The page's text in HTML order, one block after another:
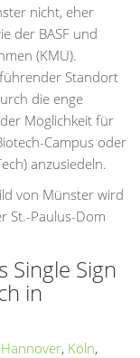
nicht, eher
der BASF und
(KMU).
Standort
die enge
Möglichkeit für
Campus oder
anzusiedeln.
von Münster wird
St.-Paulus-Dom
Single Sign
in
Hannover, Köln,